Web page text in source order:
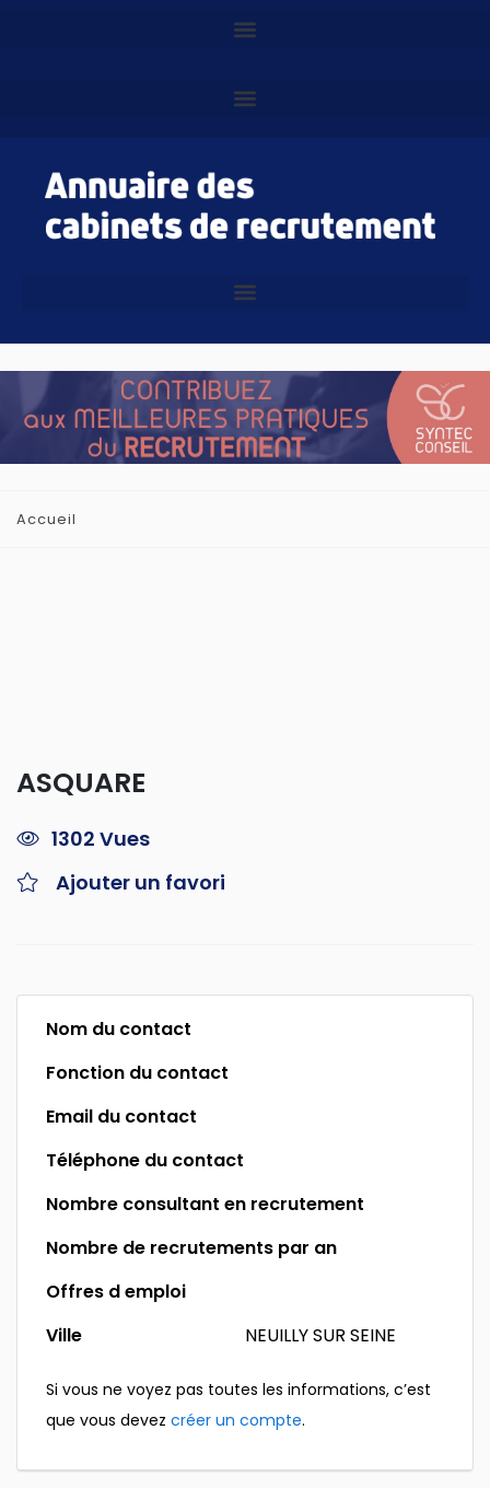
Accueil
ASQUARE
1302 Vues
Ajouter un favori
Nom du contact
Fonction du contact
Email du contact
Téléphone du contact
Nombre consultant en recrutement
Nombre de recrutements par an
Offres d emploi
Ville
NEUILLY SUR SEINE
Si vous ne voyez pas toutes les informations, c’est
que vous devez créer un compte.